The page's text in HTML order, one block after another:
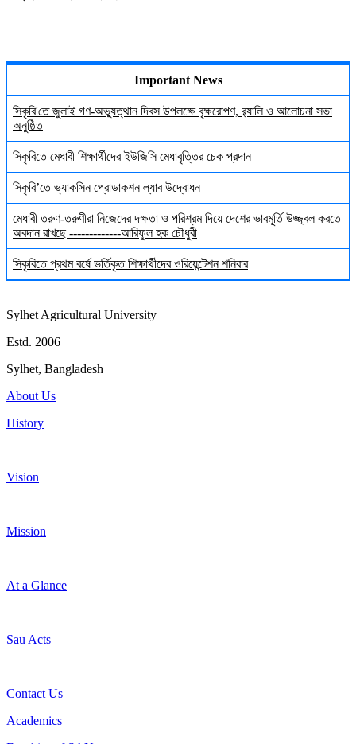
Important News
সিকৃবি'তে জুলাই গণ-অভ্যুত্থান দিবস উপলক্ষে বৃক্ষরোপণ, র‍্যালি ও আলোচনা সভা
অনুষ্ঠিত
সিকৃবিতে মেধাবী শিক্ষার্থীদের ইউজিসি মেধাবৃত্তির চেক প্রদান
সিকৃবি’তে ভ্যাকসিন প্রোডাকশন ল্যাব উদ্বোধন
মেধাবী তরুণ-তরুণীরা নিজেদের দক্ষতা ও পরিশ্রম দিয়ে দেশের ভাবমূর্তি উজ্জ্বল করতে
অবদান রাখছে -------------আরিফুল হক চৌধুরী
সিকৃবিতে প্রথম বর্ষে ভর্তিকৃত শিক্ষার্থীদের ওরিয়েন্টেশন শনিবার
Sylhet Agricultural University
Estd. 2006
Sylhet, Bangladesh
About Us
History
Vision
Mission
At a Glance
Sau Acts
Contact Us
Academics